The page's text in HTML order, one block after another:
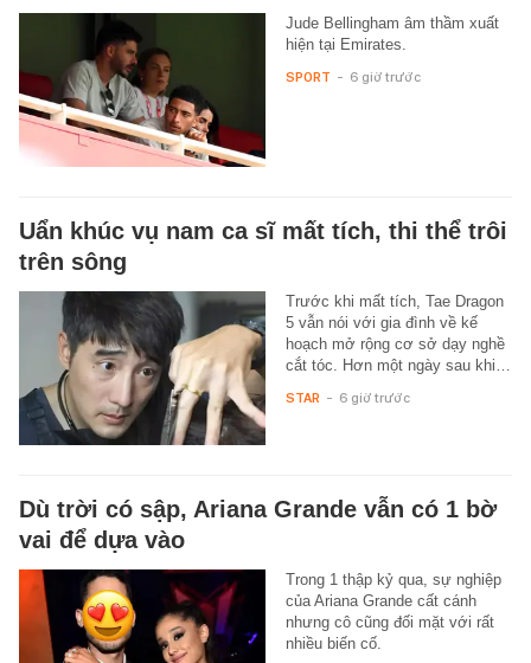
Jude Bellingham âm thầm xuất
hiện tại Emirates.
SPORT - 6 giờ trước
Uẩn khúc vụ nam ca sĩ mất tích, thi thể trôi
trên sông
Trước khi mất tích, Tae Dragon
5 vẫn nói với gia đình về kế
hoạch mở rộng cơ sở dạy nghề
cắt tóc. Hơn một ngày sau khi…
STAR - 6 giờ trước
Dù trời có sập, Ariana Grande vẫn có 1 bờ
vai để dựa vào
Trong 1 thập kỷ qua, sự nghiệp
của Ariana Grande cất cánh
nhưng cô cũng đối mặt với rất
nhiều biến cố.